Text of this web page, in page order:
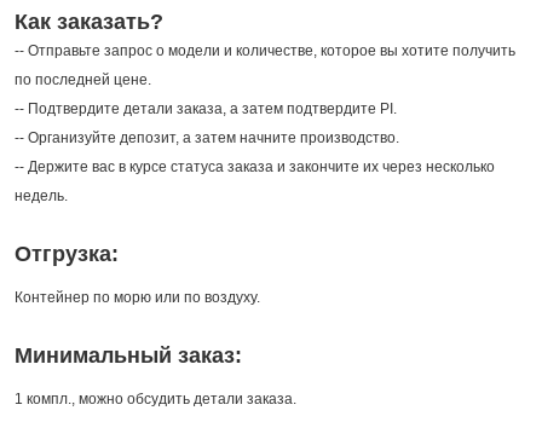
Как заказать?
-- Отправьте запрос о модели и количестве, которое вы хотите получить
по последней цене.
-- Подтвердите детали заказа, а затем подтвердите PI.
-- Организуйте депозит, а затем начните производство.
-- Держите вас в курсе статуса заказа и закончите их через несколько
недель.
Отгрузка:
Контейнер по морю или по воздуху.
Минимальный заказ:
1 компл., можно обсудить детали заказа.